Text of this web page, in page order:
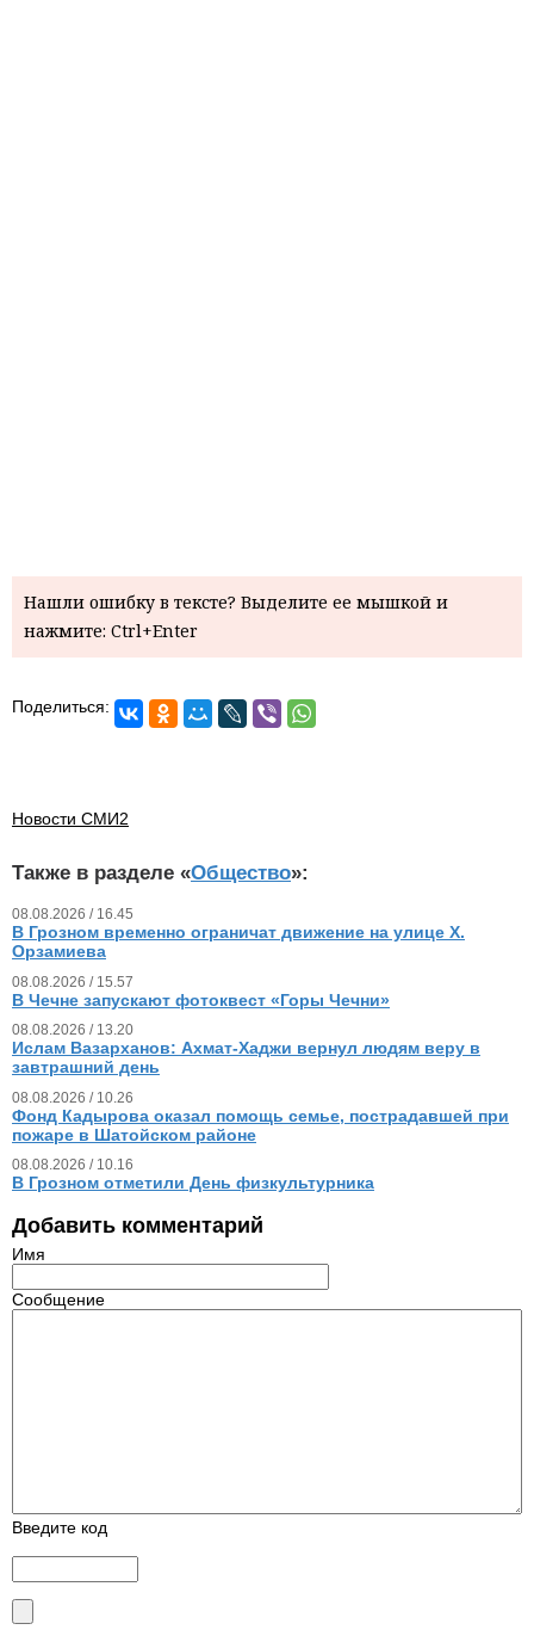
Нашли ошибку в тексте? Выделите ее мышкой и
нажмите: Ctrl+Enter
Поделиться:
Новости СМИ2
Также в разделе «Общество»:
08.08.2026 / 16.45
В Грозном временно ограничат движение на улице Х.
Орзамиева
08.08.2026 / 15.57
В Чечне запускают фотоквест «Горы Чечни»
08.08.2026 / 13.20
Ислам Вазарханов: Ахмат-Хаджи вернул людям веру в
завтрашний день
08.08.2026 / 10.26
Фонд Кадырова оказал помощь семье, пострадавшей при
пожаре в Шатойском районе
08.08.2026 / 10.16
В Грозном отметили День физкультурника
Добавить комментарий
Имя
Сообщение
Введите код